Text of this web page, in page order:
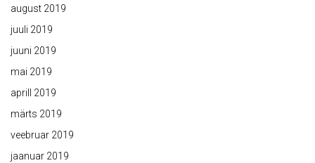
august 2019
juuli 2019
juuni 2019
mai 2019
aprill 2019
märts 2019
veebruar 2019
jaanuar 2019